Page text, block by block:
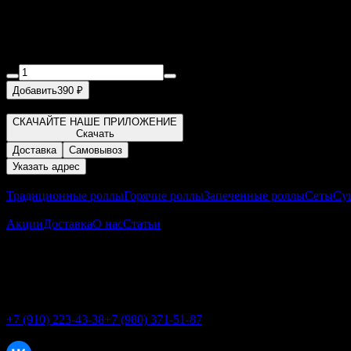
Добавить390 ₽
СКАЧАЙТЕ НАШЕ ПРИЛОЖЕНИЕ
Скачать
Доставка
Самовывоз
Указать адрес
Традиционные роллыГорячие роллыЗапеченные роллыСеты
АкцииДоставкаО насСтатьи
+7 (910) 223-43-38+7 (980) 371-51-87